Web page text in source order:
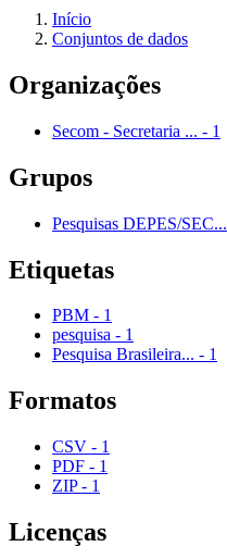
Início
Conjuntos de dados
Organizações
Secom - Secretaria ... - 1
Grupos
Pesquisas DEPES/SEC...
Etiquetas
PBM - 1
pesquisa - 1
Pesquisa Brasileira... - 1
Formatos
CSV - 1
PDF - 1
ZIP - 1
Licenças